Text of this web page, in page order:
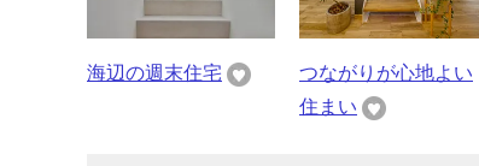
海辺の週末住宅
つながりが心地よい
住まい